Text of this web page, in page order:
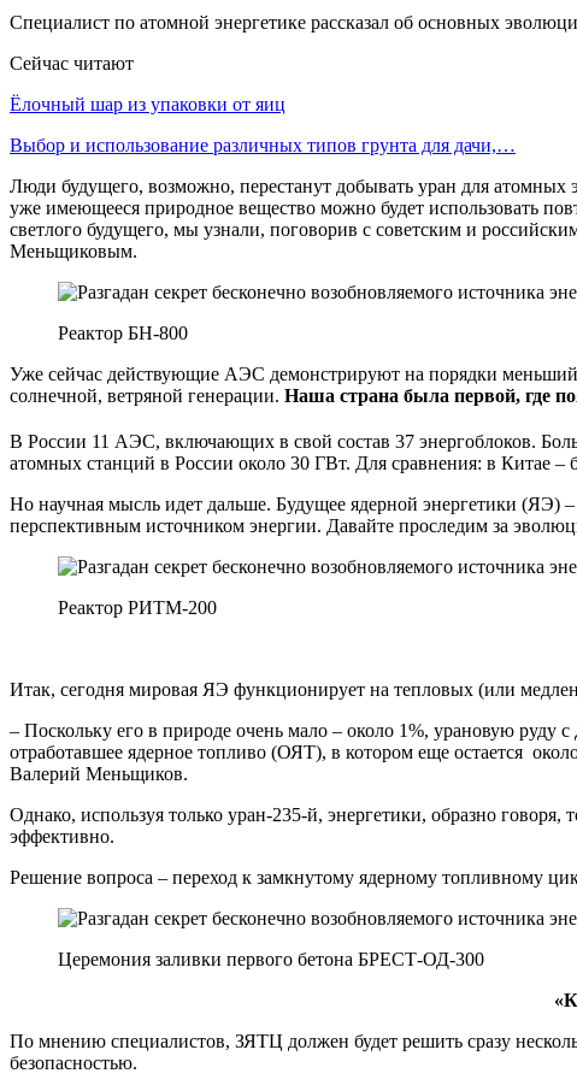
Специалист по атомной энергетике рассказал об основных
Сейчас читают
Ёлочный шар из упаковки от яиц
Выбор и использование различных типов грунта для дачи,…
Люди будущего, возможно, перестанут добывать уран для атомных
уже имеющееся природное вещество можно будет использовать
светлого будущего, мы узнали, поговорив с советским и
Меньщиковым.
Реактор БН-800
Уже сейчас действующие АЭС демонстрируют на порядки
солнечной, ветряной генерации. Наша страна была первой, где
В России 11 АЭС, включающих в свой состав 37 энергоблоков.
атомных станций в России около 30 ГВт. Для сравнения: в Китае
Но научная мысль идет дальше. Будущее ядерной энергетики
перспективным источником энергии. Давайте проследим за
Реактор РИТМ-200
Итак, сегодня мировая ЯЭ функционирует на тепловых (или
– Поскольку его в природе очень мало – около 1%, урановую
отработавшее ядерное топливо (ОЯТ), в котором еще остается
Валерий Меньщиков.
Однако, используя только уран-235-й, энергетики, образно
эффективно.
Решение вопроса – переход к замкнутому ядерному топливному
Церемония заливки первого бетона БРЕСТ-ОД-300
По мнению специалистов, ЗЯТЦ должен будет решить сразу
безопасностью.